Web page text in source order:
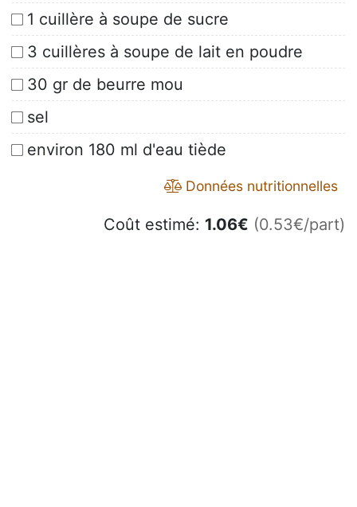
1 cuillère à soupe de sucre
3 cuillères à soupe de lait en poudre
30 gr de beurre mou
sel
environ 180 ml d'eau tiède
Données nutritionnelles
Coût estimé: 1.06€ (0.53€/part)